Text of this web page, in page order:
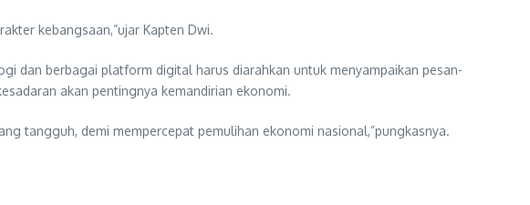
kebangsaan,”ujar Kapten Dwi.
dan berbagai platform digital harus diarahkan untuk menyampaikan pesan-
akan pentingnya kemandirian ekonomi.
tangguh, demi mempercepat pemulihan ekonomi nasional,”pungkasnya.